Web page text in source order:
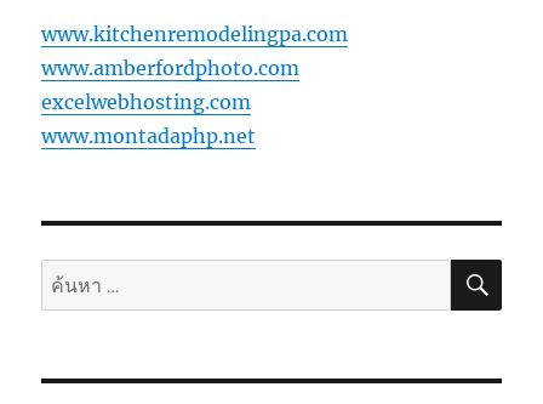
www.kitchenremodelingpa.com
www.amberfordphoto.com
excelwebhosting.com
www.montadaphp.net
ค้นหา: ค้น